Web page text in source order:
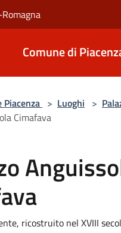
Comune di
Piacenza > Luoghi >
Cimafava
ricostruito nel XVIII